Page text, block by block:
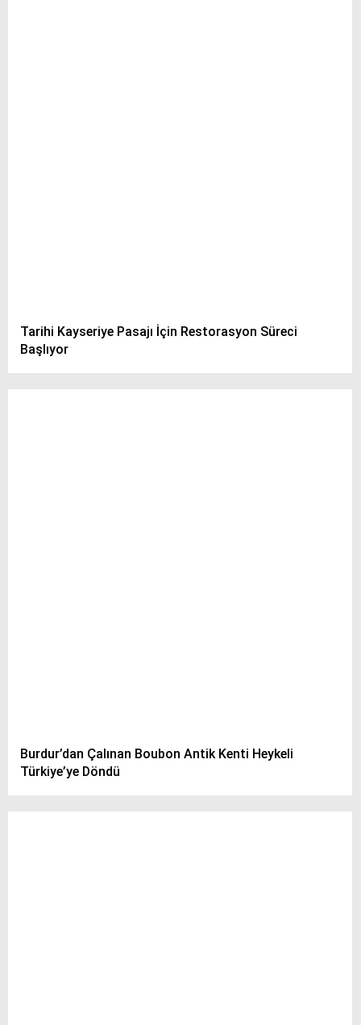
Tarihi Kayseriye Pasajı İçin Restorasyon Süreci
Başlıyor
Burdur’dan Çalınan Boubon Antik Kenti Heykeli
Türkiye’ye Döndü